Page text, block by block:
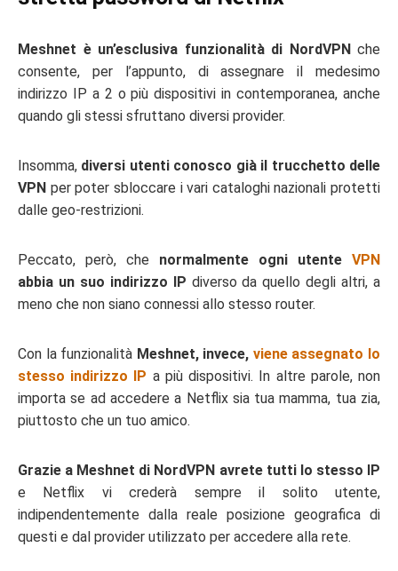
Meshnet è un’esclusiva funzionalità di NordVPNche
consente, per l’appunto, di assegnare il medesimo
indirizzo IP a 2 o più dispositivi in contemporanea, anche
quando gli stessi sfruttano diversi provider.
Insomma, diversi utenti conosco già il trucchetto delle
VPN per poter sbloccare i vari cataloghi nazionali protetti
dalle geo-restrizioni.
Peccato, però, che normalmente ogni utente VPN
abbia un suo indirizzo IP diverso da quello degli altri, a
meno che non siano connessi allo stesso router.
Con la funzionalità Meshnet, invece, viene assegnato lo
stesso indirizzo IP a più dispositivi. In altre parole, non
importa se ad accedere a Netflix sia tua mamma, tua zia,
piuttosto che un tuo amico.
Grazie a Meshnet di NordVPN avrete tutti lo stesso IP
e Netflix vi crederà sempre il solito utente,
indipendentemente dalla reale posizione geografica di
questi e dal provider utilizzato per accedere alla rete.